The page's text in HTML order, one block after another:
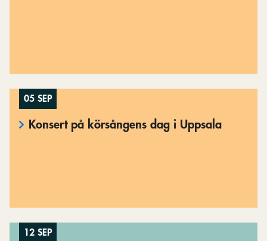
05 SEP
Konsert på körsångens dag i Uppsala
12 SEP